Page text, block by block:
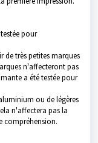
pour
de très petites marques
n'affecteront pas
a été testée pour
ou de légères
n'affectera pas la
compréhension.